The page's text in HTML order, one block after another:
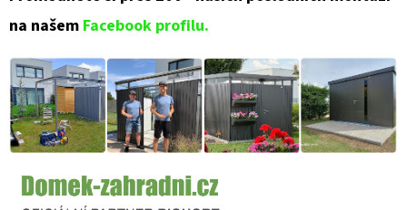
na našem Facebook profilu.